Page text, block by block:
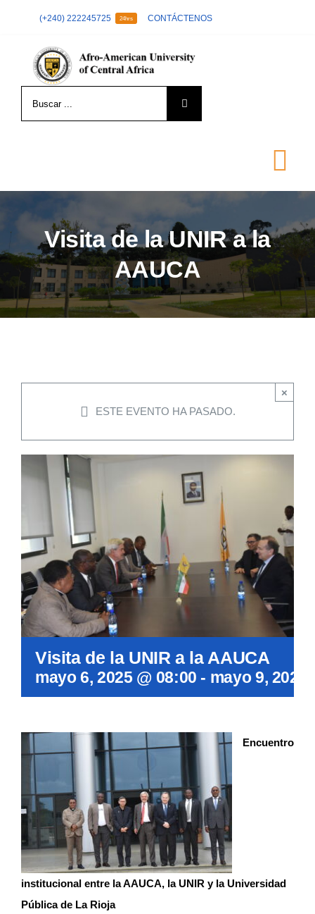
(+240) 222245725 24hrs CONTÁCTENOS
LA UNIVERSIDAD
FORMACIÓN
ADMISIÓN
DOCUMENTOS
CONTÁCTENOS
ACCESOS DIRECTOS
Visita de la UNIR a la
AAUCA
ESTE EVENTO HA PASADO.
×
Visita de la UNIR a la AAUCA
mayo 6, 2025 @ 08:00 - mayo 9, 2025
Encuentro
institucional entre la AAUCA, la UNIR y la Universidad
Pública de La Rioja